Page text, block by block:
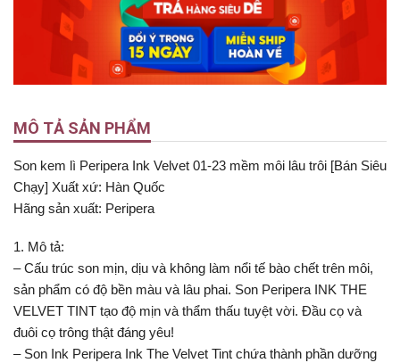
MÔ TẢ SẢN PHẨM
Son kem lì Peripera Ink Velvet 01-23 mềm môi lâu trôi [Bán Siêu
Chạy] Xuất xứ: Hàn Quốc
Hãng sản xuất: Peripera
1. Mô tả:
– Cấu trúc son mịn, dịu và không làm nổi tế bào chết trên môi,
sản phẩm có độ bền màu và lâu phai. Son Peripera INK THE
VELVET TINT tạo độ mịn và thẩm thấu tuyệt vời. Đầu cọ và
đuôi cọ trông thật đáng yêu!
– Son Ink Peripera Ink The Velvet Tint chứa thành phần dưỡng